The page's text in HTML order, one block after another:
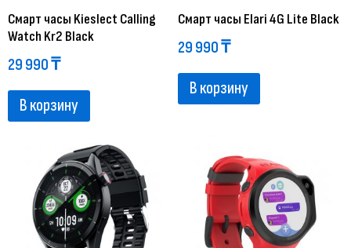
Смарт часы Kieslect Calling
Watch Kr2 Black
29 990₸
В корзину
Смарт часы Elari 4G Lite Black
29 990₸
В корзину